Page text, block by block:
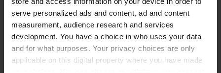
serve personalized ads and content, ad and content
measurement, audience research and services
development. You have a choice in who uses your data
and for what purposes. Your privacy choices are only
applicable on this digital property where you have made
Contact
Emplacement
Chemin des Zizines
12360, Camarès, France